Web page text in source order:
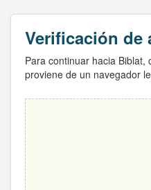
Verificación de
Para continuar hacia Biblat,
proviene de un navegador